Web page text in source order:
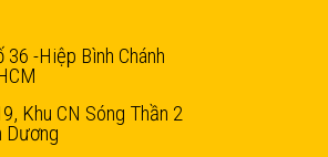
-Hiệp Bình Chánh
Khu CN Sóng Thần 2
Dương